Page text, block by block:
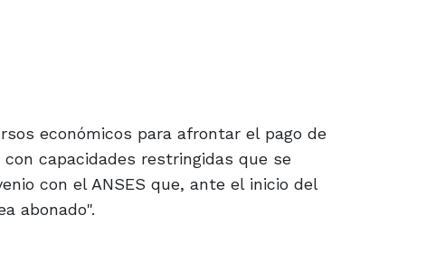
económicos para afrontar el pago de
capacidades restringidas que se
con el ANSES que, ante el inicio del
abonado".